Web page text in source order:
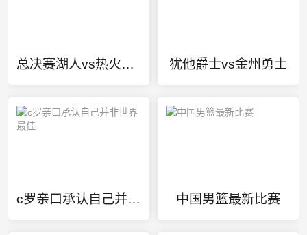
总决赛湖人vs热火怎么看 犹他爵士vs金州勇士
c罗亲口承认自己并非世界最佳 中国男篮最新比赛